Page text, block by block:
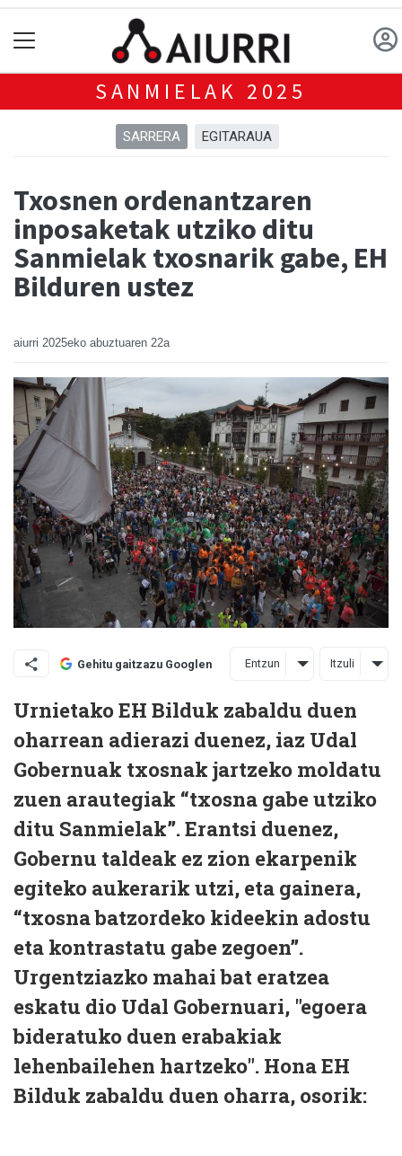
SANMIELAK 2025
SARRERA EGITARAUA
Txosnen ordenantzaren
inposaketak utziko ditu
Sanmielak txosnarik gabe, EH
Bilduren ustez
aiurri 2025eko abuztuaren 22a
Gehitu gaitzazu Googlen Entzun Itzuli
Urnietako EH Bilduk zabaldu duen
oharrean adierazi duenez, iaz Udal
Gobernuak txosnak jartzeko moldatu
zuen arautegiak “txosna gabe utziko
ditu Sanmielak”. Erantsi duenez,
Gobernu taldeak ez zion ekarpenik
egiteko aukerarik utzi, eta gainera,
“txosna batzordeko kideekin adostu
eta kontrastatu gabe zegoen”.
Urgentziazko mahai bat eratzea
eskatu dio Udal Gobernuari, "egoera
bideratuko duen erabakiak
lehenbailehen hartzeko". Hona EH
Bilduk zabaldu duen oharra, osorik: